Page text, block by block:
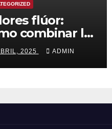
flúor:
combinar la
deportiva
2025 ADMIN